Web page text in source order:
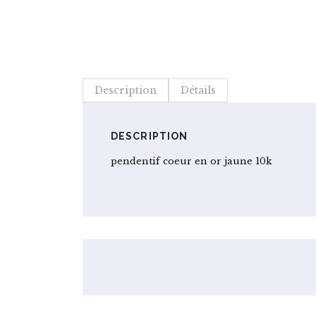
Description Détails
DESCRIPTION
pendentif coeur en or jaune 10k